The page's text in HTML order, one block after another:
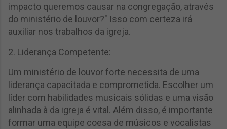
impacto queremos causar na congregação, através
do ministério de louvor?" Isso com certeza irá
auxiliar nos trabalhos da igreja.
2. Liderança Competente:
Um ministério de louvor forte necessita de uma
liderança capacitada e comprometida. Escolher um
líder com habilidades musicais sólidas e uma visão
alinhada à da igreja é vital. Além disso, é importante
formar uma equipe coesa de músicos e vocalistas